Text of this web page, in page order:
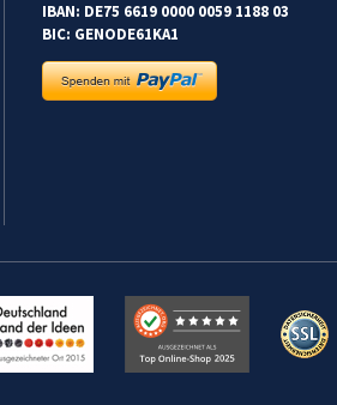
IBAN: DE75 6619 0000 0059 1188 03
BIC: GENODE61KA1